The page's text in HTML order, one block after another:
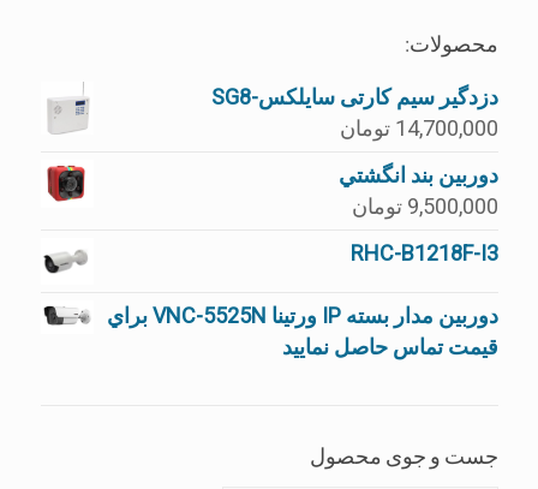
محصولات:
دزدگیر سیم کارتی سایلکس-SG8
14,700,000 تومان
دوربين بند انگشتي
9,500,000 تومان
RHC-B1218F-I3
دوربین مدار بسته IP ورتینا VNC-5525N براي
قيمت تماس حاصل نماييد
جست و جوی محصول